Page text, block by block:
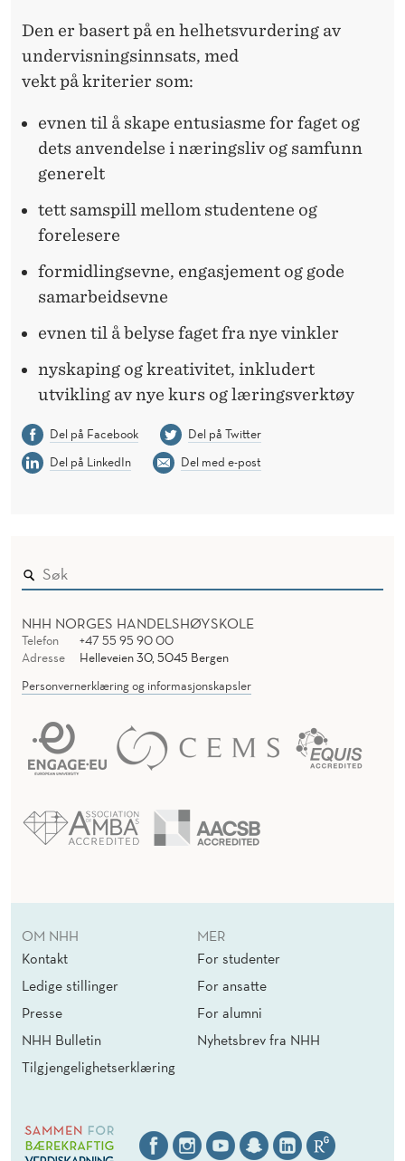
Den er basert på en helhetsvurdering av
undervisningsinnsats, med
vekt på kriterier som:
evnen til å skape entusiasme for faget og
dets anvendelse i næringsliv og samfunn
generelt
tett samspill mellom studentene og
forelesere
formidlingsevne, engasjement og gode
samarbeidsevne
evnen til å belyse faget fra nye vinkler
nyskaping og kreativitet, inkludert
utvikling av nye kurs og læringsverktøy
Del på Facebook
Del på Twitter
Del på LinkedIn
Del med e-post
NHH NORGES HANDELSHØYSKOLE
Telefon
+47 55 95 90 00
Adresse
Helleveien 30, 5045 Bergen
Personvernerklæring og informasjonskapsler
OM NHH
Kontakt
Ledige stillinger
Presse
NHH Bulletin
Tilgjengelighetserklæring
MER
For studenter
For ansatte
For alumni
Nyhetsbrev fra NHH